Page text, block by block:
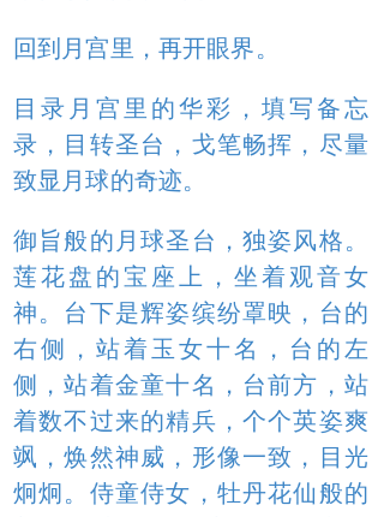
回到月宫里，再开眼界。
目录月宫里的华彩，填写备忘
录，目转圣台，戈笔畅挥，尽量
致显月球的奇迹。
御旨般的月球圣台，独姿风格。
莲花盘的宝座上，坐着观音女
神。台下是辉姿缤纷罩映，台的
右侧，站着玉女十名，台的左
侧，站着金童十名，台前方，站
着数不过来的精兵，个个英姿爽
飒，焕然神威，形像一致，目光
炯炯。侍童侍女，牡丹花仙般的